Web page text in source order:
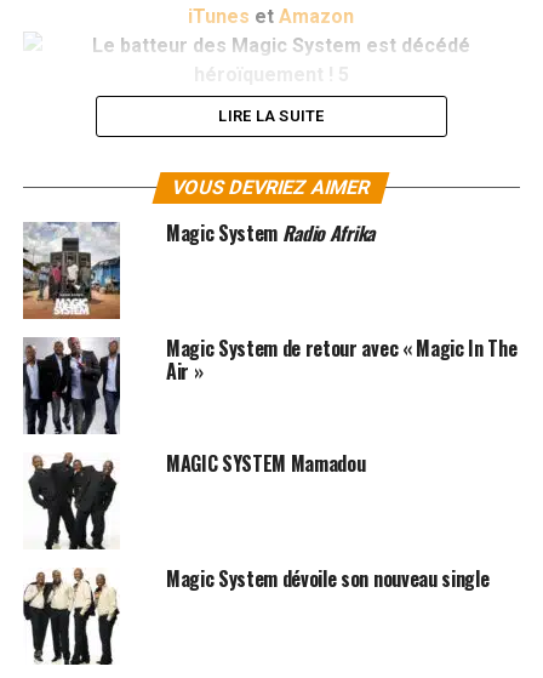
iTunes etAmazon
SUJETS ASSOCIÉS:
LIRE LA SUITE
VOUS DEVRIEZ AIMER
Magic System Radio Afrika
Magic System de retour avec « Magic In The
Air »
MAGIC SYSTEM Mamadou
Magic System dévoile son nouveau single